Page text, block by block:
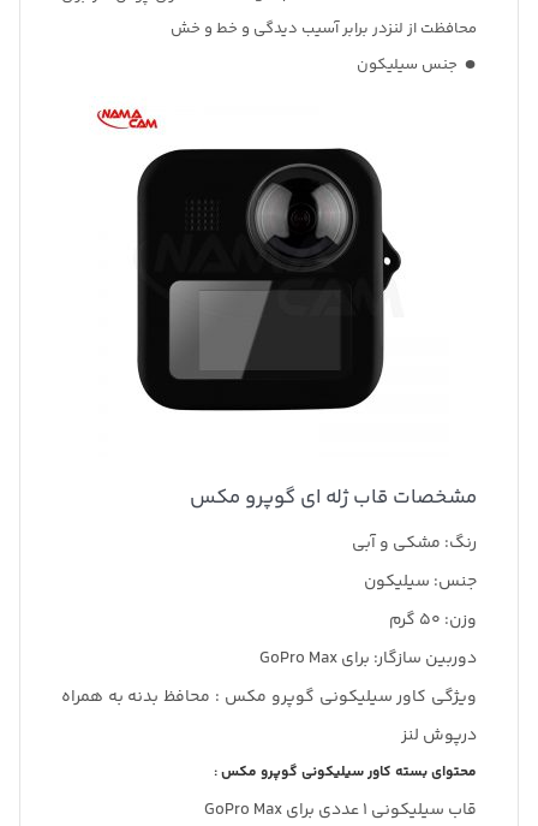
محافظت از لنزدر برابر آسیب دیدگی و خط و خش
جنس سیلیکون
مشخصات قاب ژله ای گوپرو مکس
رنگ: مشکی و آبی
جنس: سیلیکون
وزن: 50 گرم
دوربین سازگار: برای GoPro Max
ویژگی کاور سیلیکونی گوپرو مکس : محافظ بدنه به همراه
درپوش لنز
محتوای بسته کاور سیلیکونی گوپرو مکس :
قاب سیلیکونی 1 عددی برای GoPro Max